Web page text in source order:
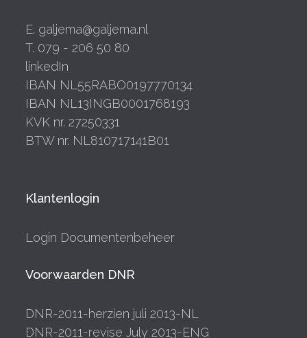
E. galjema@galjema.nl
T. 079 - 206 50 80
linkedIn
IBAN NL55RABO0197770134
IBAN NL13INGB0001768193
KVK nr. 27250331
BTW nr. NL810717141B01
Klantenlogin
Login Documentenbeheer
Voorwaarden DNR
DNR-2011-herzien juli 2013-NL
DNR-2011-revise July 2013-ENG